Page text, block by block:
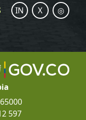
IN X
◎
597